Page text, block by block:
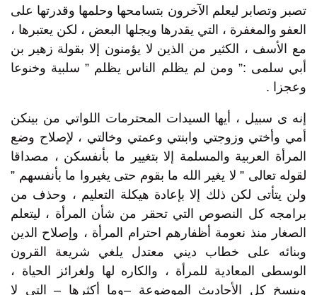
تصبر وتصابر ليعلم الآخرون بتسامحها وحلمها وقدرتها على
العفو والمغفرة ، التي يقدرها ويجلها البعض ، لكن يعتبرها ،
مع الأسف ، الكثير من الذين لا يؤمنون إلا بقولة زهير بن
أبي سلمى :” ومن لم يظلم الناس يظلم ” سلبية وخنوعا
وعجزا .
إنه ى سبيل ، أيها السيدات المحترمات اللواتي من بينكن
أمي وأختي وزوجتي وابنتي وعمتي وخالتي ، لإصلاح وضع
المرأة العربية والمسلمة إلا بتغيير ما بأنفسكن ، مصداقا
لقوله تعالى ” لا يغير الله ما بقوم حتى يغيروا ما بأنفسهم ”
ولن يتأتى لكن ذلك إلا بإعادة هيكلة التعليم ، وحذف من
برامجه كل النصوص التي تحقر من شأن المرأة ، ليتعلم
الصغار منذ نعومة أظفارهم احترام المرأة ، وإصلاح الدين
وبنائه على خطاب ديني معتدل يلغي شريعة القرون
الوسطى المعادية للمرأة ، والكاره لها ولغرائز الحياة ،
وبنسخ كل الأحاديث الموضوعة –وما أكثرها – التي لا